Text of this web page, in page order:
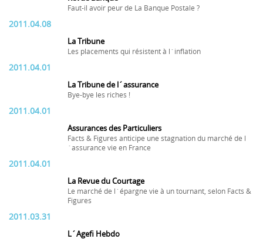
Faut-il avoir peur de La Banque Postale ?
2011.04.08
La Tribune
Les placements qui résistent à l´inflation
2011.04.01
La Tribune de l´assurance
Bye-bye les riches !
2011.04.01
Assurances des Particuliers
Facts & Figures anticipe une stagnation du marché de l
´assurance vie en France
2011.04.01
La Revue du Courtage
Le marché de l´épargne vie à un tournant, selon Facts &
Figures
2011.03.31
L´Agefi Hebdo